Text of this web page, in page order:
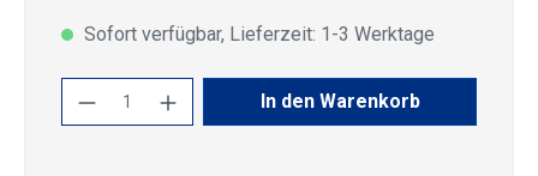
Sofort verfügbar, Lieferzeit: 1-3 Werktage
Produkt Anzahl: Gib den gewünschten
In den Warenkorb